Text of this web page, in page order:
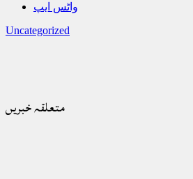
واٹس ایپ
Uncategorized
متعلقہ خبریں